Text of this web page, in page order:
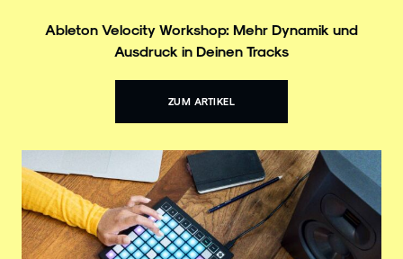
Ableton Velocity Workshop: Mehr Dynamik und
Ausdruck in Deinen Tracks
ZUM ARTIKEL